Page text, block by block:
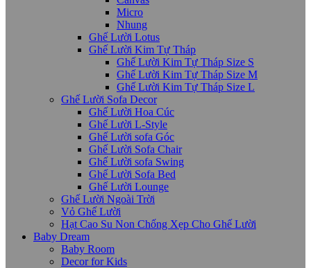
Micro
Nhung
Ghế Lười Lotus
Ghế Lười Kim Tự Tháp
Ghế Lười Kim Tự Tháp Size S
Ghế Lười Kim Tự Tháp Size M
Ghế Lười Kim Tự Tháp Size L
Ghế Lười Sofa Decor
Ghế Lười Hoa Cúc
Ghế Lười L-Style
Ghế Lười sofa Góc
Ghế Lười Sofa Chair
Ghế Lười sofa Swing
Ghế Lười Sofa Bed
Ghế Lười Lounge
Ghế Lười Ngoài Trời
Vỏ Ghế Lười
Hạt Cao Su Non Chống Xẹp Cho Ghế Lười
Baby Dream
Baby Room
Decor for Kids